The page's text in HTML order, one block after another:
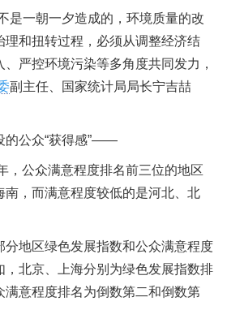
是一朝一夕造成的，环境质量的改
理和扭转过程，必须从调整经济结
严控环境污染等多角度共同发力，
副主任、国家统计局局长宁吉喆
的公众“获得感”——
，公众满意程度排名前三位的地区
南，而满意程度较低的是河北、北
分地区绿色发展指数和公众满意程度
，北京、上海分别为绿色发展指数排
满意程度排名为倒数第二和倒数第